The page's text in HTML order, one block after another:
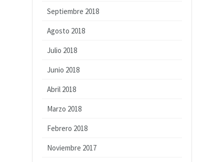
Septiembre 2018
Agosto 2018
Julio 2018
Junio 2018
Abril 2018
Marzo 2018
Febrero 2018
Noviembre 2017